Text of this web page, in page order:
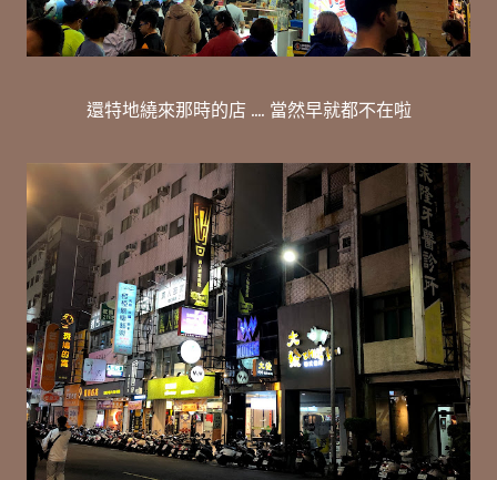
還特地繞來那時的店 .... 當然早就都不在啦